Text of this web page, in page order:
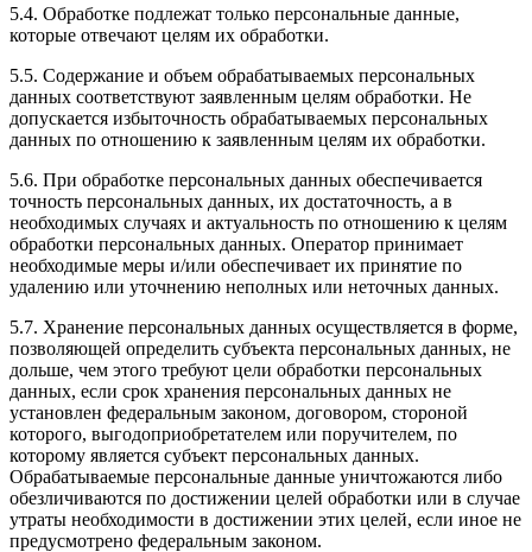
5.4. Обработке подлежат только персональные данные,
которые отвечают целям их обработки.
5.5. Содержание и объем обрабатываемых персональных
данных соответствуют заявленным целям обработки. Не
допускается избыточность обрабатываемых персональных
данных по отношению к заявленным целям их обработки.
5.6. При обработке персональных данных обеспечивается
точность персональных данных, их достаточность, а в
необходимых случаях и актуальность по отношению к целям
обработки персональных данных. Оператор принимает
необходимые меры и/или обеспечивает их принятие по
удалению или уточнению неполных или неточных данных.
5.7. Хранение персональных данных осуществляется в форме,
позволяющей определить субъекта персональных данных, не
дольше, чем этого требуют цели обработки персональных
данных, если срок хранения персональных данных не
установлен федеральным законом, договором, стороной
которого, выгодоприобретателем или поручителем, по
которому является субъект персональных данных.
Обрабатываемые персональные данные уничтожаются либо
обезличиваются по достижении целей обработки или в случае
утраты необходимости в достижении этих целей, если иное не
предусмотрено федеральным законом.